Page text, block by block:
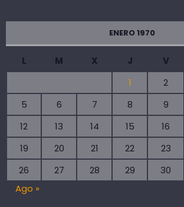
ENERO 1970
L M X J V
1
2
5
6 7 8 9
12
13 14 15 16
19
20 21 22 23
26
27 28 29 30
Ago »